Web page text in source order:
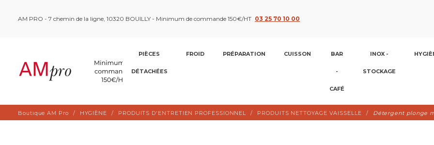
AM PRO - 7 chemin de la ligne, 10320 BOUILLY - Minimum de commande 150€/HT 03 25 70 10 00
PIÈCES
DÉTACHÉES
FROID PRÉPARATION CUISSON BAR
-
CAFÉ
INOX -
STOCKAGE
Boutique AM Pro HYGIÈNE PRODUITS D'ENTRETIEN PROFESSIONNEL PRODUITS NETTOYAGE VAISSELLE Détergent plonge